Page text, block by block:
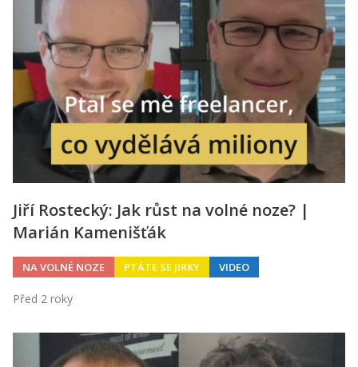
Jiří Rostecký: Jak růst na volné noze? |
Marián Kamenišťák
NA VOLNÉ NOZE PTÁTE SE JIRKY VIDEO
Před 2 roky